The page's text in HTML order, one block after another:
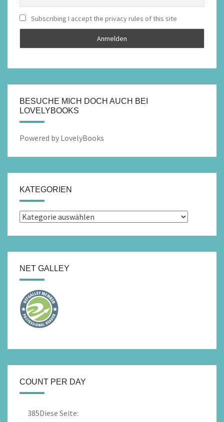
Subscribing I accept the privacy rules of this site
BESUCHE MICH DOCH AUCH BEI
LOVELYBOOKS
Powered by LovelyBooks
KATEGORIEN
Kategorien
NET GALLEY
COUNT PER DAY
385Diese Seite: